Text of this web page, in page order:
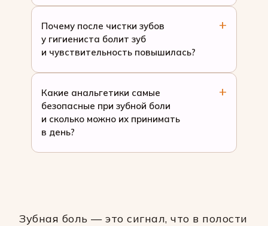
Почему после чистки зубов
у гигиениста болит зуб
и чувствительность повышилась?
Какие анальгетики самые
безопасные при зубной боли
и сколько можно их принимать
в день?
Зубная боль — это сигнал, что в полости